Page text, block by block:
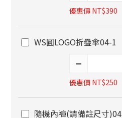
優惠價 NT$390
WS圓LOGO折疊傘04-1
優惠價 NT$250
隨機內褲(請備註尺寸)04